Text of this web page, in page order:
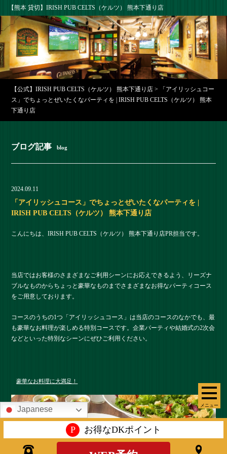
【熊本 貸切】IRISH PUB CELTS（ケルツ） 熊本下通り店
メニュー
【公式】IRISH PUB CELTS（ケルツ） 熊本下通り店 >
「アイリッシュコー
ス」でちょっとぜいたくなパーティを | IRISH PUB CELTS（ケルツ） 熊本
下通り店
ブログ記事 blog
2024.09.11
「アイリッシュコース」でちょっとぜいたくなパーティを |
IRISH PUB CELTS（ケルツ） 熊本下通り店
こんにちは、IRISH PUB CELTS（ケルツ） 熊本下通り店PR担当です。
当店ではお客様のさまざまなご利用シーンにお応えできるよう、リーズナ
ブルなものからちょっと豪華なものまでさまざまなお得なパーティコース
をご用意しております。
コースのうちの1つ「アイリッシュコース」は当店のコースのなかでも、最
も豪華なお料理が楽しめる特別コースです。企業パーティや結婚式の2次会
などといった特別なシーンにぜひご利用ください。
豪華なお料理に大満足！
Japanese
P お得なDKポイント